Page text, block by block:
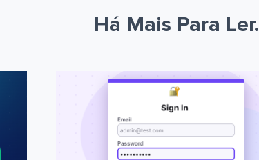
Há Mais Para Ler.